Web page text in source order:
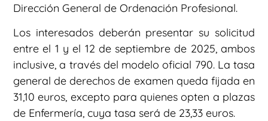
Dirección General de Ordenación Profesional.
Los interesados deberán presentar su solicitud
entre el 1 y el 12 de septiembre de 2025, ambos
inclusive, a través del modelo oficial 790. La tasa
general de derechos de examen queda fijada en
31,10 euros, excepto para quienes opten a plazas
de Enfermería, cuya tasa será de 23,33 euros.